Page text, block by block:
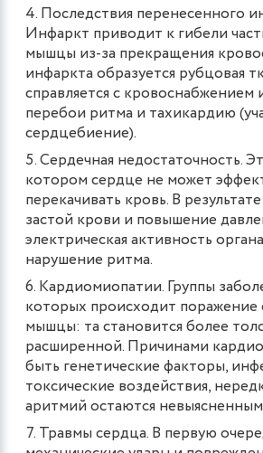
Последствия перенесенного
Инфаркт приводит к гибели
мышцы из-за прекращения
инфаркта образуется рубцовая
справляется с кровоснабжением
перебои ритма и тахикардию
сердцебиение).
Сердечная недостаточность.
котором сердце не может
перекачивать кровь. В
застой крови и повышение
электрическая активность
нарушение ритма.
Кардиомиопатии. Группы
которых происходит поражение
мышцы: та становится более
расширенной. Причинами
быть генетические факторы,
токсические воздействия,
аритмий остаются
Травмы сердца. В первую